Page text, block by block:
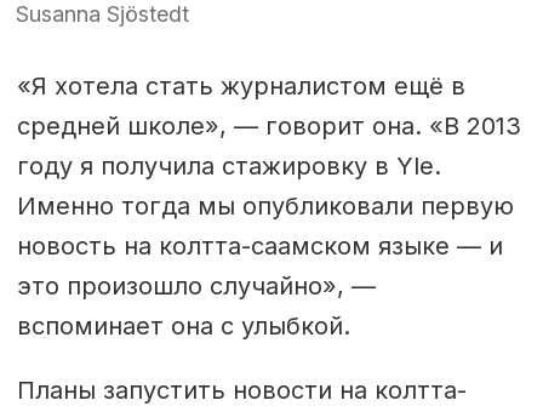
Susanna Sjöstedt
«Я хотела стать журналистом ещё в
средней школе», — говорит она. «В 2013
году я получила стажировку в Yle.
Именно тогда мы опубликовали первую
новость на колтта-саамском языке — и
это произошло случайно», —
вспоминает она с улыбкой.
Планы запустить новости на колтта-